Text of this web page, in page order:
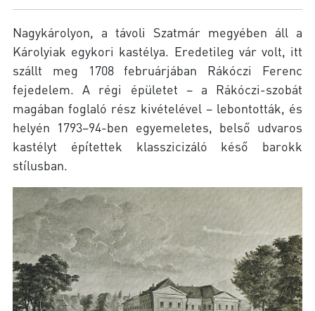
Nagykárolyon, a távoli Szatmár megyében áll a
Károlyiak egykori kastélya. Eredetileg vár volt, itt
szállt meg 1708 februárjában Rákóczi Ferenc
fejedelem. A régi épületet – a Rákóczi-szobát
magában foglaló rész kivételével – lebontották, és
helyén 1793–94-ben egyemeletes, belső udvaros
kastélyt építettek klasszicizáló késő barokk
stílusban.